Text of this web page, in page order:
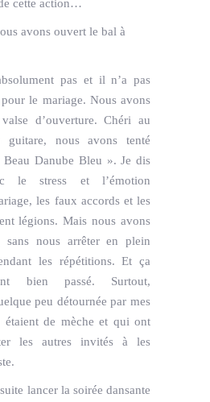
cette action…
avons ouvert le bal à
pas et il n’a pas
le mariage. Nous avons
d’ouverture. Chéri au
nous avons tenté
Beau Danube Bleu ». Je dis
le stress et l’émotion
les faux accords et les
légions. Mais nous avons
sans nous arrêter en plein
les répétitions. Et ça
bien passé. Surtout,
peu détournée par mes
de mèche et qui ont
les autres invités à les
lancer la soirée dansante